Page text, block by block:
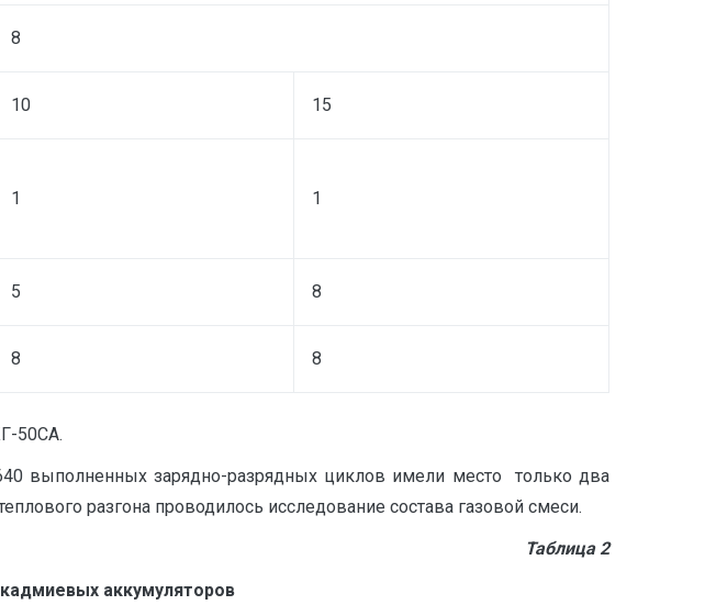
8
10 15
1 1
5 8
8 8
50СА.
выполненных зарядно-разрядных циклов имели место только два
разгона проводилось исследование состава газовой смеси.
Таблица 2
аккумуляторов